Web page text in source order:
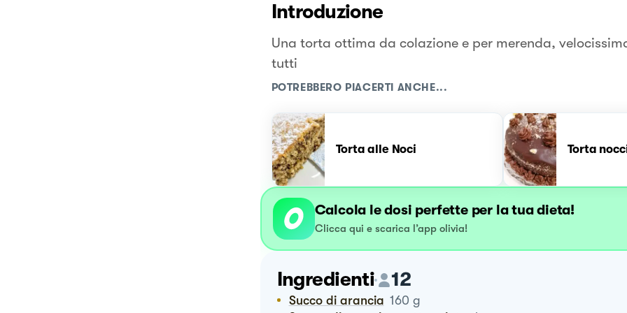
Introduzione
Una torta ottima da colazione e per merenda,
tutti
POTREBBERO PIACERTI ANCHE...
Torta alle Noci Torta
Calcola le dosi perfette per la tua dieta!
Clicca qui e scarica l’app olivia!
Ingredienti 12
Succo di arancia 160 g